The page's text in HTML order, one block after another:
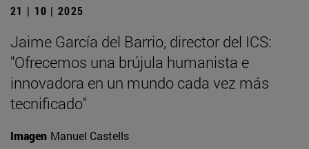
21 | 10 | 2025
Jaime García del Barrio, director del ICS:
"Ofrecemos una brújula humanista e
innovadora en un mundo cada vez más
tecnificado"
Imagen Manuel Castells